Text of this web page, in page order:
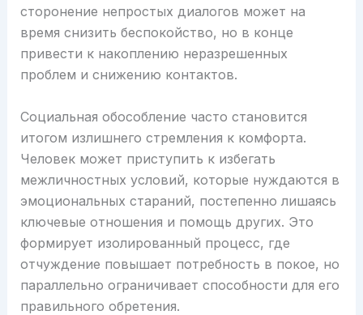
сторонение непростых диалогов может на
время снизить беспокойство, но в конце
привести к накоплению неразрешенных
проблем и снижению контактов.
Социальная обособление часто становится
итогом излишнего стремления к комфорта.
Человек может приступить к избегать
межличностных условий, которые нуждаются в
эмоциональных стараний, постепенно лишаясь
ключевые отношения и помощь других. Это
формирует изолированный процесс, где
отчуждение повышает потребность в покое, но
параллельно ограничивает способности для его
правильного обретения.